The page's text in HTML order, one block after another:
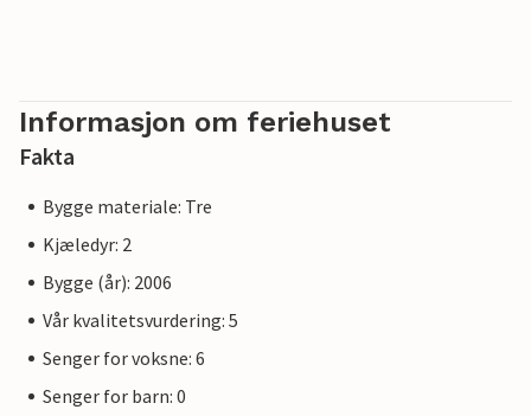
Informasjon om feriehuset
Fakta
Bygge materiale: Tre
Kjæledyr: 2
Bygge (år): 2006
Vår kvalitetsvurdering: 5
Senger for voksne: 6
Senger for barn: 0